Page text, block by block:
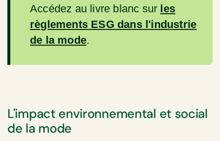
Accédez au livre blanc sur les
règlements ESG dans l'industrie
de la mode.
L'impact environnemental et social
de la mode